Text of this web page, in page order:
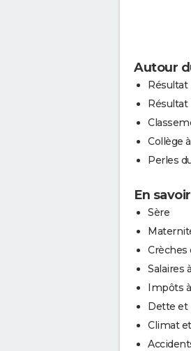
Autour
Résultat
Résultat
Collège
Perles
En
Sère
Crèches
Salaires
Impôts
Dette et
Climat